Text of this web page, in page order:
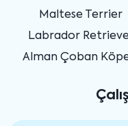
Maltese Terrier
Labrador
Alman Çoban